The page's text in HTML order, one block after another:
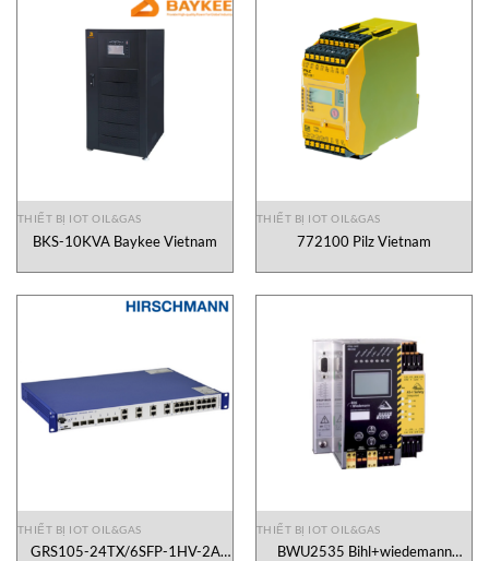
THIẾT BỊ IOT OIL&GAS
BKS-10KVA Baykee Vietnam
THIẾT BỊ IOT OIL&GAS
772100 Pilz Vietnam
THIẾT BỊ IOT OIL&GAS
GRS105-24TX/6SFP-1HV-2A
THIẾT BỊ IOT OIL&GAS
BWU2535 Bihl+wiedemann